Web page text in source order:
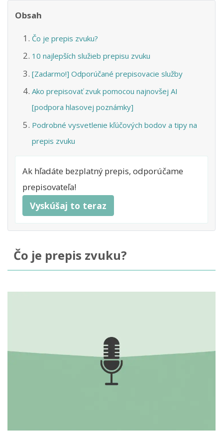
Obsah
Čo je prepis zvuku?
10 najlepších služieb prepisu zvuku
[Zadarmo!] Odporúčané prepisovacie služby
Ako prepisovať zvuk pomocou najnovšej AI
[podpora hlasovej poznámky]
Podrobné vysvetlenie kľúčových bodov a tipy na
prepis zvuku
Ak hľadáte bezplatný prepis, odporúčame
prepisovateľa!
Vyskúšaj to teraz
Čo je prepis zvuku?